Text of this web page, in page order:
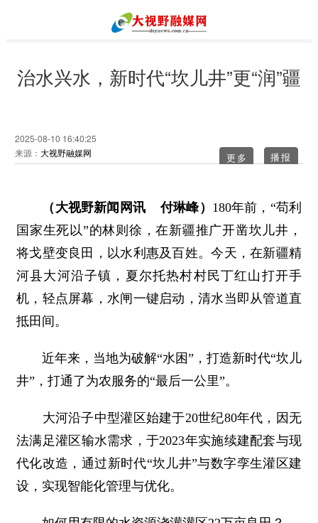
治水兴水，新时代“坎儿井”更“润”疆
2025-08-10 16:40:25
来源： 大视野融媒网 更多
（大视野新闻网讯 付琳峰） 180年前，“苟利
国家生死以”的林则徐，在新疆推广开凿坎儿井，
将戈壁变良田，以水利惠及百姓。今天，在新疆精
河县大河沿子镇，夏尔托热村村民丁红山打开手
机，轻点屏幕，水闸一键启动，清水当即从管道直
抵田间。
近年来，当地为破解“水困”，打造新时代“坎儿
井”，打通了为农服务的“最后一公里”。
大河沿子中型灌区始建于20世纪80年代，因无
法满足灌区输水需求，于2023年实施续建配套与现
代化改造，通过新时代“坎儿井”与数字孪生灌区建
设，实现智能化管理与优化。